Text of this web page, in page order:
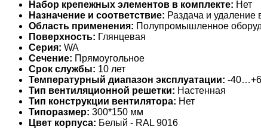
Набор крепежных элементов в комплекте: Нет
Назначение и соответствие: Раздача и удаление
Область применения: Полупромышленное
Поверхность: Глянцевая
Серия: WA
Сечение: Прямоугольное
Срок службы: 10 лет
Температурный диапазон эксплуатации: -
Тип вентиляционной решетки: Настенная
Тип конструкции вентилятора: Нет
Типоразмер: 300*150 мм
Цвет корпуса: Белый - RAL 9016